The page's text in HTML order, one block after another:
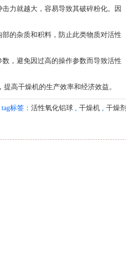
力就越大，容易导致其破碎粉化。因
的杂质和积料，防止此类物质对活性
，避免因过高的操作参数而导致活性
高干燥机的生产效率和经济效益。
tag标签： 活性氧化铝球 , 干燥机 , 干燥剂